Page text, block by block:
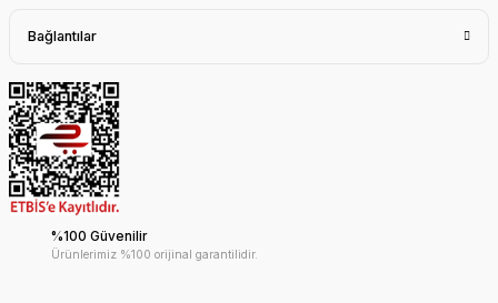
Bağlantılar
%100 Güvenilir
Ürünlerimiz %100 orijinal garantilidir.